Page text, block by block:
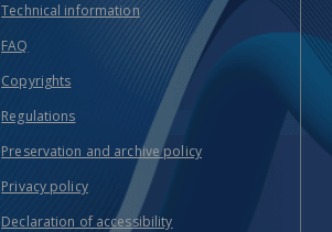
Technical information
FAQ
Copyrights
Regulations
Preservation and archive policy
Privacy policy
Declaration of accessibility